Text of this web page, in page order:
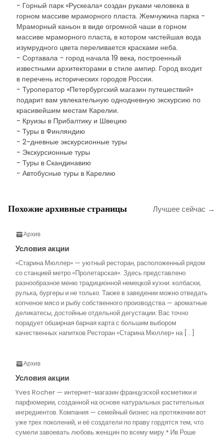
- Горный парк «Рускеала» создан руками человека в
горном массиве мраморного пласта. Жемчужина парка -
Мраморный каньон в виде огромной чаши в горном
массиве мраморного пласта, в котором чистейшая вода
изумрудного цвета переливается красками неба.
- Сортавала - город начала 19 века, построенный
известными архитекторами в стиле ампир. Город входит
в перечень исторических городов России.
- Туроператор «Петербургский магазин путешествий»
подарит вам увлекательную однодневную экскурсию по
красивейшим местам Карелии.
- Круизы в Прибалтику и Швецию
- Туры в Финляндию
- 2-дневные экскурсионные туры
- Экскурсионные туры
- Туры в Скандинавию
- Автобусные туры в Карелию
Похожие архивные страницы Лучшее сейчас →
Архив
Условия акции
«Старина Мюллер» — уютный ресторан, расположенный рядом
со станцией метро «Пролетарская». Здесь представлено
разнообразное меню традиционной немецкой кухни: колбаски,
рулька, бургеры и не только. Также в заведении можно отведать
копченое мясо и рыбу собственного производства — ароматные
деликатесы, достойные отдельной дегустации. Вас точно
порадует обширная барная карта с большим выбором
качественных напитков.Ресторан «Старина Мюллер» на […]
Архив
Условия акции
Yves Rocher — интернет-магазин французской косметики и
парфюмерии, созданной на основе натуральных растительных
ингредиентов. Компания — семейный бизнес на протяжении вот
уже трех поколений, и её создатели по праву гордятся тем, что
сумели завоевать любовь женщин по всему миру.* Ив Роше